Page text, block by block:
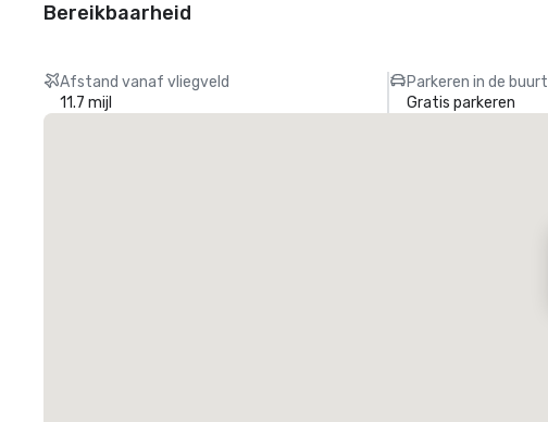
Bereikbaarheid
Afstand vanaf vliegveld
11.7 mijl
Parkeren in de buurt
Gratis parkeren